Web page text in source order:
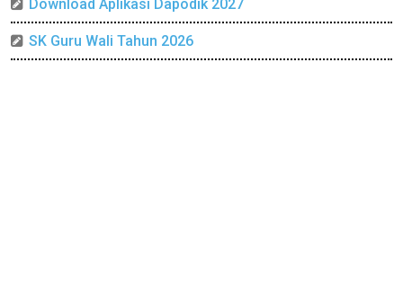
Download Aplikasi Dapodik 2027
SK Guru Wali Tahun 2026